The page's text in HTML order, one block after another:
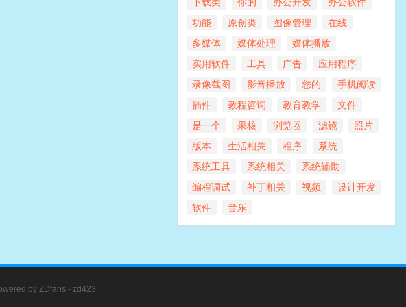
功能
原创类 图像管理
在线
多媒体
媒体处理
媒体播放
实用软件
工具 广告
应用程序
录像截图
影音播放 您的
手机阅读
插件
教程咨询 教育教学
文件
是一个
果核 浏览器 滤镜
照片
版本
生活相关 程序
系统
系统工具
系统相关
系统辅助
编程调试
补丁相关 视频
设计开发
软件
音乐
by ZDfans - zd423